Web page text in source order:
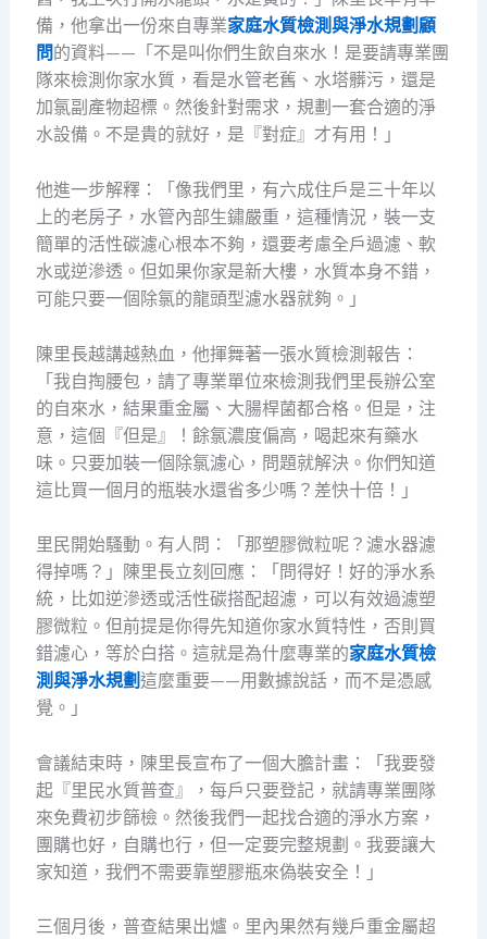
備，他拿出一份來自專業家庭水質檢測與淨水規劃顧
問的資料——「不是叫你們生飲自來水！是要請專業團
隊來檢測你家水質，看是水管老舊、水塔髒污，還是
加氯副產物超標。然後針對需求，規劃一套合適的淨
水設備。不是貴的就好，是『對症』才有用！」
他進一步解釋：「像我們里，有六成住戶是三十年以
上的老房子，水管內部生鏽嚴重，這種情況，裝一支
簡單的活性碳濾心根本不夠，還要考慮全戶過濾、軟
水或逆滲透。但如果你家是新大樓，水質本身不錯，
可能只要一個除氯的龍頭型濾水器就夠。」
陳里長越講越熱血，他揮舞著一張水質檢測報告：
「我自掏腰包，請了專業單位來檢測我們里長辦公室
的自來水，結果重金屬、大腸桿菌都合格。但是，注
意，這個『但是』！餘氯濃度偏高，喝起來有藥水
味。只要加裝一個除氯濾心，問題就解決。你們知道
這比買一個月的瓶裝水還省多少嗎？差快十倍！」
里民開始騷動。有人問：「那塑膠微粒呢？濾水器濾
得掉嗎？」陳里長立刻回應：「問得好！好的淨水系
統，比如逆滲透或活性碳搭配超濾，可以有效過濾塑
膠微粒。但前提是你得先知道你家水質特性，否則買
錯濾心，等於白搭。這就是為什麼專業的家庭水質檢
測與淨水規劃這麼重要——用數據說話，而不是憑感
覺。」
會議結束時，陳里長宣布了一個大膽計畫：「我要發
起『里民水質普查』，每戶只要登記，就請專業團隊
來免費初步篩檢。然後我們一起找合適的淨水方案，
團購也好，自購也行，但一定要完整規劃。我要讓大
家知道，我們不需要靠塑膠瓶來偽裝安全！」
三個月後，普查結果出爐。里內果然有幾戶重金屬超